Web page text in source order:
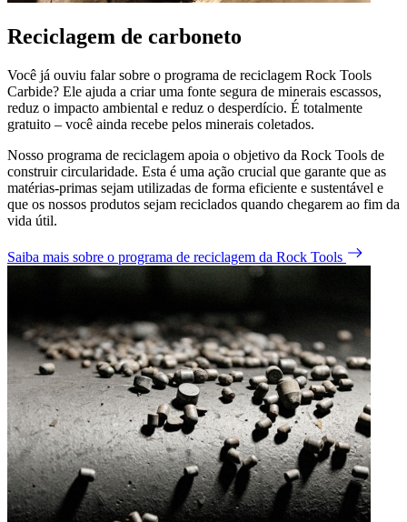
Reciclagem de carboneto
Você já ouviu falar sobre o programa de reciclagem Rock Tools
Carbide? Ele ajuda a criar uma fonte segura de minerais escassos,
reduz o impacto ambiental e reduz o desperdício. É totalmente
gratuito – você ainda recebe pelos minerais coletados.
Nosso programa de reciclagem apoia o objetivo da Rock Tools de
construir circularidade. Esta é uma ação crucial que garante que as
matérias-primas sejam utilizadas de forma eficiente e sustentável e
que os nossos produtos sejam reciclados quando chegarem ao fim da
vida útil.
Saiba mais sobre o programa de reciclagem da Rock Tools